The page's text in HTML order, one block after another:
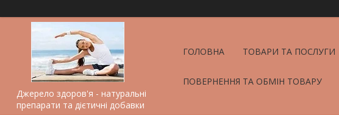
Джерело здоров'я - натуральні
препарати та дієтичні добавки
ГОЛОВНА ТОВАРИ ТА ПОСЛУГИ
ПОВЕРНЕННЯ ТА ОБМІН ТОВАРУ